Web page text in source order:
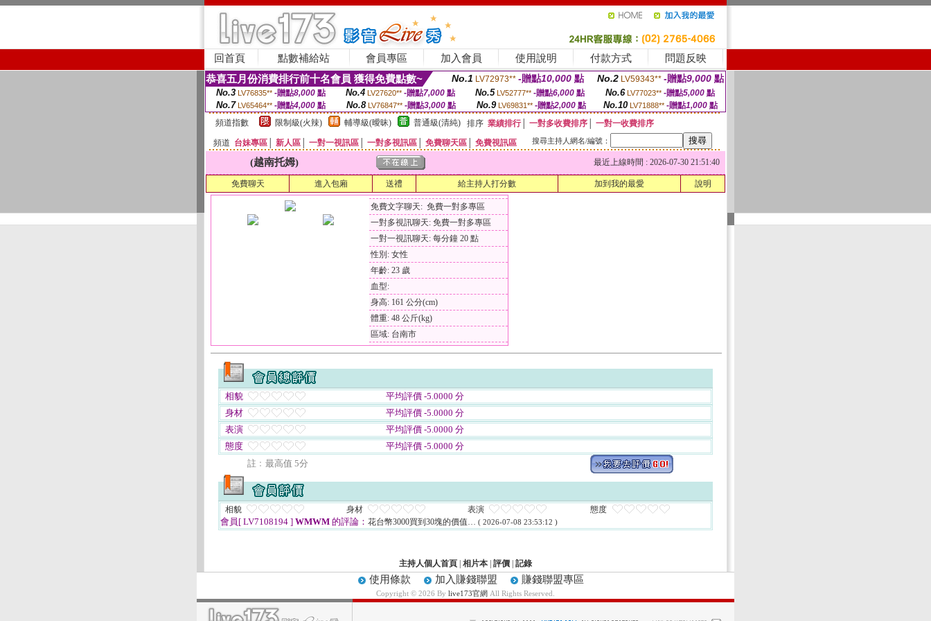
回首頁 點數補給站 會員專區 加入會員 使用說明 付款方式 問題反映
恭喜五月份消費排行前十名會員 獲得免費點數~ No.1 LV72973** -贈點10,000 點 No.2 LV59343** -贈點9,000 點
No.3 LV76835** -贈點8,000點 No.4 LV27620** -贈點7,000點 No.5 LV52777** -贈點6,000點 No.6 LV77023** -贈點5,000點
No.7 LV65464** -贈點4,000 點 No.8 LV76847** -贈點3,000 點 No.9 LV69831** -贈點2,000點 No.10 LV71888** -贈點1,000 點
頻道指數
限制級(火辣) 輔導級(曖昧) 普通級(清純) 排序 業績排行│ 一對多收費排序
一對一收費排序
頻道 台妹專區 新人區 一對一視訊區 一對多視訊區 免費聊天區 免費視訊區 搜尋主持人網名/編號：
(越南托姆) 最近上線時間 : 2026-07-30 21:51:40
免費聊天 進入包廂 送禮 給主持人打分數 加到我的最愛 說明
免費文字聊天: 免費一對多專區
一對多視訊聊天: 免費一對多專區
一對一視訊聊天: 每分鐘 20 點
性別: 女性
年齡: 23 歲
血型:
身高: 161 公分(cm)
體重: 48 公斤(kg)
區域: 台南市
相貌
平均評價 -5.0000 分
身材
平均評價 -5.0000 分
表演
平均評價 -5.0000 分
態度
平均評價 -5.0000 分
註﹕最高值 5分
相貌 身材 表演 態度
會員[ LV7108194 ] WMWM 的評論： 花台幣3000買到30塊的價值… ( 2026-07-08 23:53:12 )
主持人個人首頁 相片本 評價 記錄
使用條款 加入賺錢聯盟 賺錢聯盟專區
Copyright © 2026 By live173官網 All Rights Reserved.